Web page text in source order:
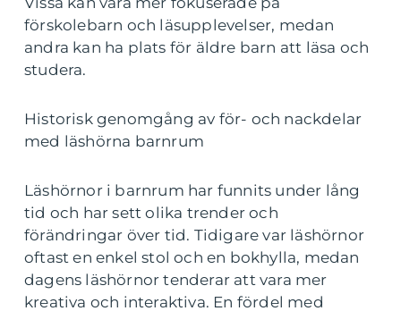
förskolebarn och läsupplevelser, medan
andra kan ha plats för äldre barn att läsa och
studera.
Historisk genomgång av för- och nackdelar
med läshörna barnrum
Läshörnor i barnrum har funnits under lång
tid och har sett olika trender och
förändringar över tid. Tidigare var läshörnor
oftast en enkel stol och en bokhylla, medan
dagens läshörnor tenderar att vara mer
kreativa och interaktiva. En fördel med